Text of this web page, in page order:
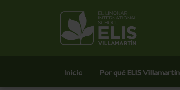
Inicio Por qué ELIS Villamartín